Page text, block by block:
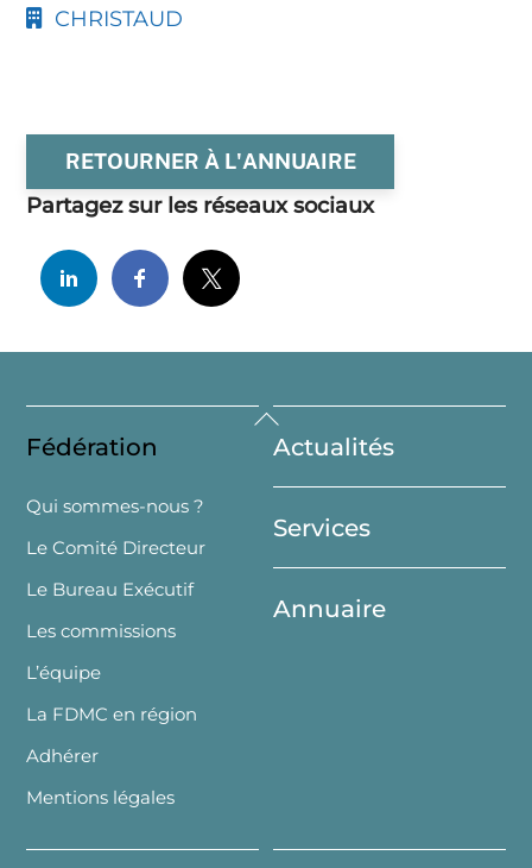
CHRISTAUD
RETOURNER À L'ANNUAIRE
Partagez sur les réseaux sociaux
Back
To
Top
Fédération
Qui sommes-nous ?
Le Comité Directeur
Le Bureau Exécutif
Les commissions
L’équipe
La FDMC en région
Adhérer
Mentions légales
Actualités
Services
Annuaire